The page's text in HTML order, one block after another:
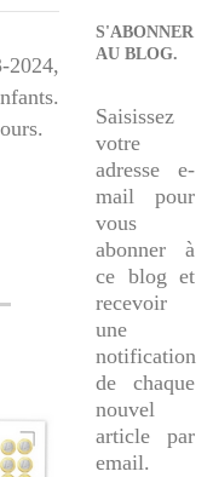
S'ABONNER
AU BLOG.
Saisissez
votre
adresse e-
mail pour
vous
abonner à
ce blog et
recevoir
une
notification
de chaque
nouvel
article par
email.